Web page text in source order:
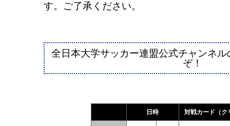
す。ご了承ください。
全日本大学サッカー連盟公式チャンネル
ぞ！
日時 対戦カード（ク